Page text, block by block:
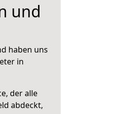
und
haben uns
in
der alle
abdeckt,